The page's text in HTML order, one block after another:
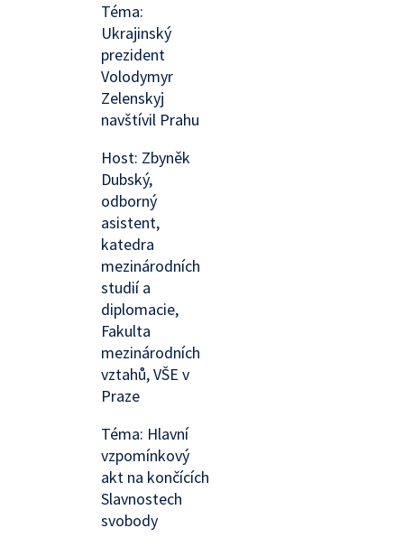
Téma:
Ukrajinský
prezident
Volodymyr
Zelenskyj
navštívil Prahu
Host: Zbyněk
Dubský,
odborný
asistent,
katedra
mezinárodních
studií a
diplomacie,
Fakulta
mezinárodních
vztahů, VŠE v
Praze
Téma: Hlavní
vzpomínkový
akt na končících
Slavnostech
svobody